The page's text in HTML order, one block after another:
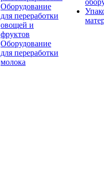
Оборудование
для переработки
овощей и
фруктов
Оборудование
для переработки
молока